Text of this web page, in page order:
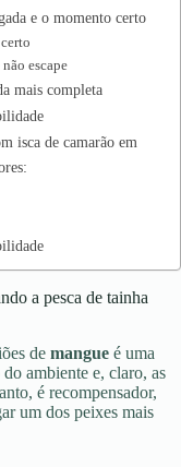
e o momento certo
escape
mais completa
isca de camarão em
a pesca de tainha
de mangue é uma
ambiente e, claro, as
é recompensador,
um dos peixes mais